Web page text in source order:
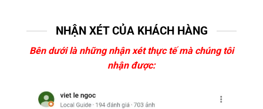
NHẬN XÉT CỦA KHÁCH HÀNG
Bên dưới là những nhận xét thực tế mà chúng tôi
nhận được: